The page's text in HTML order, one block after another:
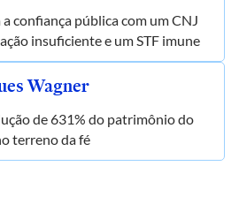
confiança pública com um CNJ
insuficiente e um STF imune
Wagner
de 631% do patrimônio do
terreno da fé